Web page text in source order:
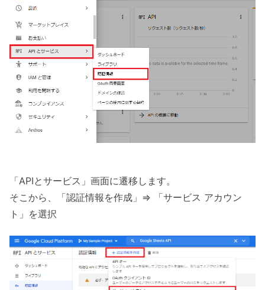
「APIとサービス」画面に遷移します。
そこから、「認証情報を作成」=> 「サービス アカウン
ト」を選択